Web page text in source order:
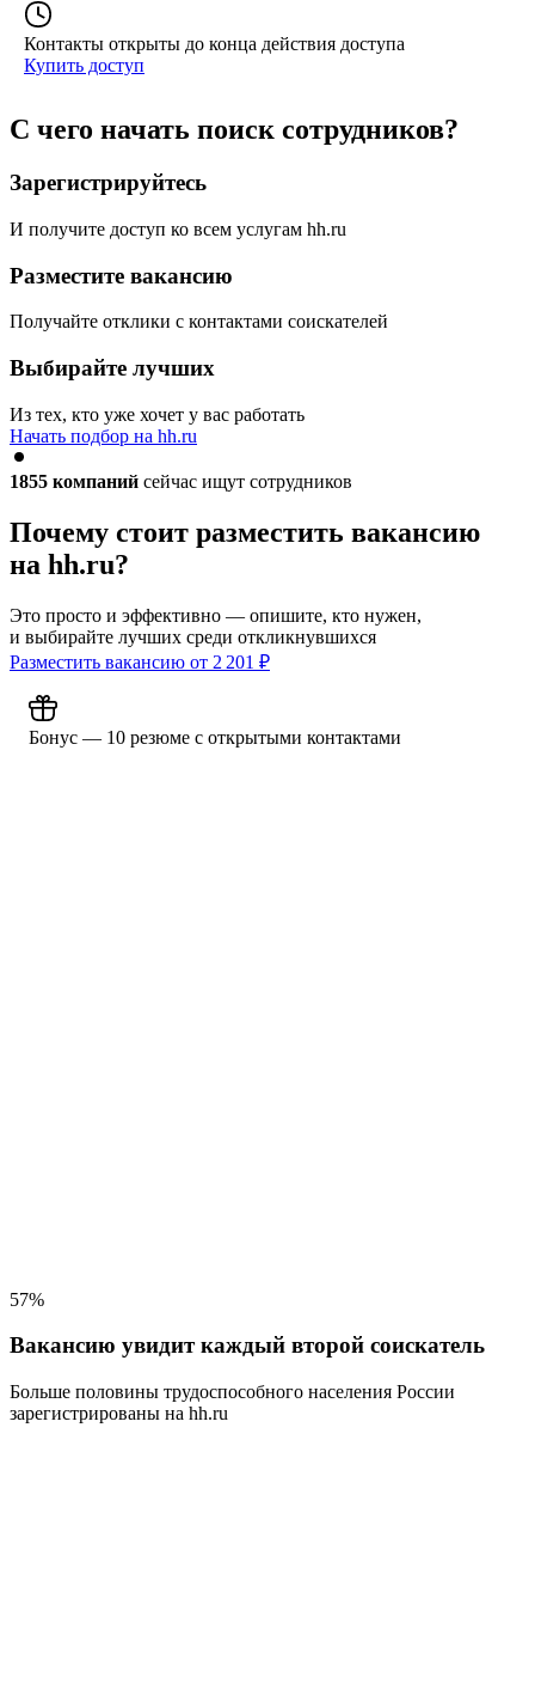
Контакты открыты до конца действия доступа
Купить доступ
С чего начать поиск сотрудников?
Зарегистрируйтесь
И получите доступ ко всем услугам hh.ru
Разместите вакансию
Получайте отклики с контактами соискателей
Выбирайте лучших
Из тех, кто уже хочет у вас работать
Начать подбор на hh.ru
1855 компаний сейчас ищут сотрудников
Почему стоит разместить вакансию
на hh.ru?
Это просто и эффективно — опишите, кто нужен,
и выбирайте лучших среди откликнувшихся
Разместить вакансию от 2 201 ₽
Бонус — 10 резюме с открытыми контактами
57%
Вакансию увидит каждый второй соискатель
Больше половины трудоспособного населения России
зарегистрированы на hh.ru